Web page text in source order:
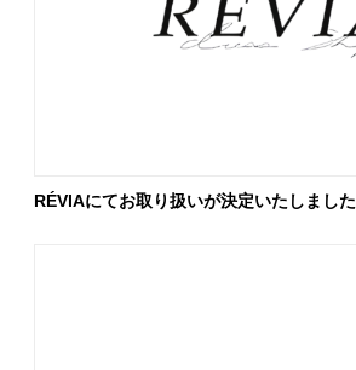
RÉVIAにてお取り扱いが決定いたしました